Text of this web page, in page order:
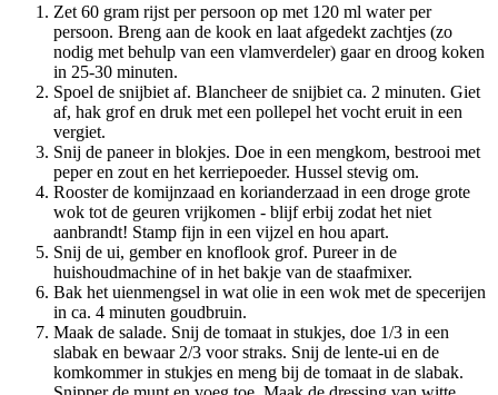
Zet 60 gram rijst per persoon op met 120 ml water per
persoon. Breng aan de kook en laat afgedekt zachtjes (zo
nodig met behulp van een vlamverdeler) gaar en droog koken
in 25-30 minuten.
Spoel de snijbiet af. Blancheer de snijbiet ca. 2 minuten. Giet
af, hak grof en druk met een pollepel het vocht eruit in een
vergiet.
Snij de paneer in blokjes. Doe in een mengkom, bestrooi met
peper en zout en het kerriepoeder. Hussel stevig om.
Rooster de komijnzaad en korianderzaad in een droge grote
wok tot de geuren vrijkomen - blijf erbij zodat het niet
aanbrandt! Stamp fijn in een vijzel en hou apart.
Snij de ui, gember en knoflook grof. Pureer in de
huishoudmachine of in het bakje van de staafmixer.
Bak het uienmengsel in wat olie in een wok met de specerijen
in ca. 4 minuten goudbruin.
Maak de salade. Snij de tomaat in stukjes, doe 1/3 in een
slabak en bewaar 2/3 voor straks. Snij de lente-ui en de
komkommer in stukjes en meng bij de tomaat in de slabak.